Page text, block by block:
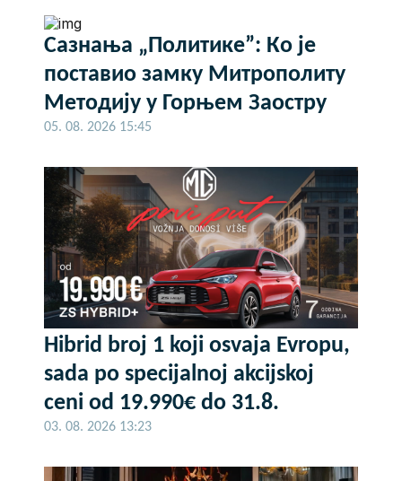
Сазнања „Политике”: Ко је
поставио замку Митрополиту
Методију у Горњем Заостру
05. 08. 2026 15:45
Hibrid broj 1 koji osvaja Evropu,
sada po specijalnoj akcijskoj
ceni od 19.990€ do 31.8.
03. 08. 2026 13:23